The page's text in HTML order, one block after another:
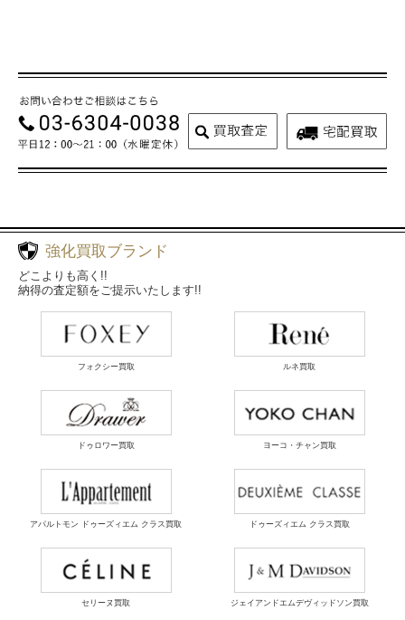
強化買取ブランド
どこよりも高く!!
納得の査定額をご提示いたします!!
フォクシー買取 ルネ買取
ドゥロワー買取 ヨーコ・チャン買取
アパルトモン ドゥーズィエム クラス買取 ドゥーズィエム クラス買取
セリーヌ買取 ジェイアンドエムデヴィッドソン買取